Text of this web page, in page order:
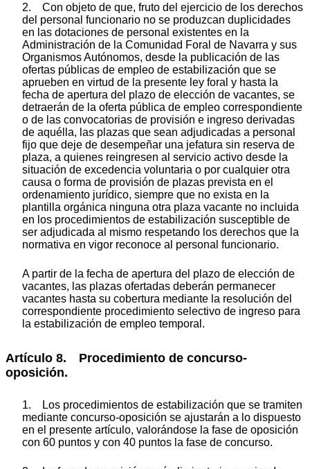
2. Con objeto de que, fruto del ejercicio de los derechos
del personal funcionario no se produzcan duplicidades
en las dotaciones de personal existentes en la
Administración de la Comunidad Foral de Navarra y sus
Organismos Autónomos, desde la publicación de las
ofertas públicas de empleo de estabilización que se
aprueben en virtud de la presente ley foral y hasta la
fecha de apertura del plazo de elección de vacantes, se
detraerán de la oferta pública de empleo correspondiente
o de las convocatorias de provisión e ingreso derivadas
de aquélla, las plazas que sean adjudicadas a personal
fijo que deje de desempeñar una jefatura sin reserva de
plaza, a quienes reingresen al servicio activo desde la
situación de excedencia voluntaria o por cualquier otra
causa o forma de provisión de plazas prevista en el
ordenamiento jurídico, siempre que no exista en la
plantilla orgánica ninguna otra plaza vacante no incluida
en los procedimientos de estabilización susceptible de
ser adjudicada al mismo respetando los derechos que la
normativa en vigor reconoce al personal funcionario.
A partir de la fecha de apertura del plazo de elección de
vacantes, las plazas ofertadas deberán permanecer
vacantes hasta su cobertura mediante la resolución del
correspondiente procedimiento selectivo de ingreso para
la estabilización de empleo temporal.
Artículo 8. Procedimiento de concurso-
oposición.
1. Los procedimientos de estabilización que se tramiten
mediante concurso-oposición se ajustarán a lo dispuesto
en el presente artículo, valorándose la fase de oposición
con 60 puntos y con 40 puntos la fase de concurso.